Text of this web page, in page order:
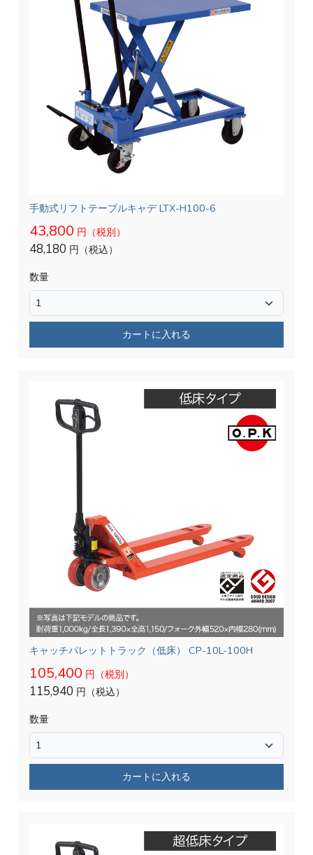
手動式リフトテーブルキャデ LTX-H100-6
43,800 円（税別）
48,180 円（税込）
数量
カートに入れる
キャッチパレットトラック（低床） CP-10L-100H
105,400 円（税別）
115,940 円（税込）
数量
カートに入れる